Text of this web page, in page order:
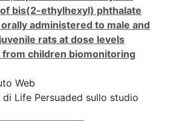
bis(2-ethylhexyl) phthalate
orally administered to male and
rats at dose levels
from children biomonitoring
Web
di Life Persuaded sullo studio